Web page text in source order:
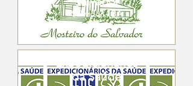
Salvador - BA
Expedicionários
da Saúde